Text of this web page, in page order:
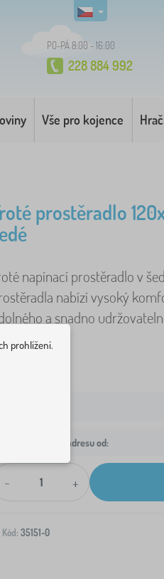
PO-PÁ 8:00 - 16:00
228 884 992
Vše pro kojence
prostěradlo
napínací prostěradlo v
nabízí vysoký
a snadno
Doprava na Vaši adresu od:
- +
Kód: 35151-0
prohlížení.